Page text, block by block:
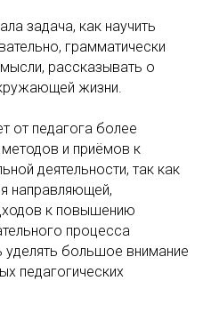
задача, как научить
грамматически
рассказывать о
жизни.
от педагога более
и приёмов к
деятельности, так как
направляющей,
к повышению
процесса
большое внимание
педагогических